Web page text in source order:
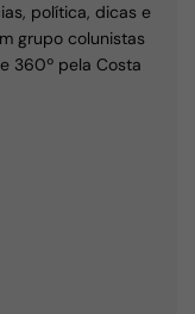
política, dicas e
grupo colunistas
360º pela Costa